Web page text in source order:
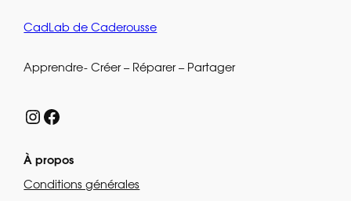
CadLab de Caderousse
Apprendre- Créer – Réparer – Partager
Instagram Facebook
À propos
Conditions générales